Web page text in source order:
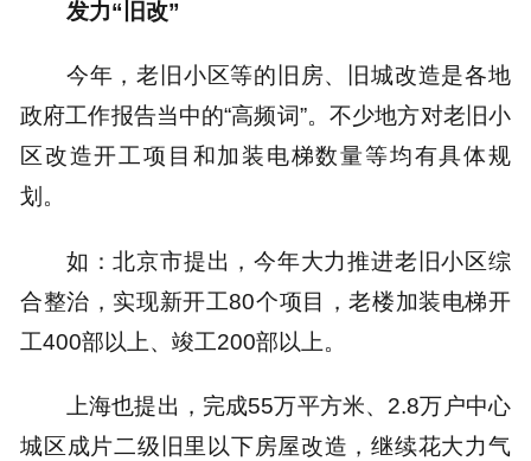
发力“旧改”
今年，老旧小区等的旧房、旧城改造是各地
政府工作报告当中的“高频词”。不少地方对老旧小
区改造开工项目和加装电梯数量等均有具体规
划。
如：北京市提出，今年大力推进老旧小区综
合整治，实现新开工80个项目，老楼加装电梯开
工400部以上、竣工200部以上。
上海也提出，完成55万平方米、2.8万户中心
城区成片二级旧里以下房屋改造，继续花大力气